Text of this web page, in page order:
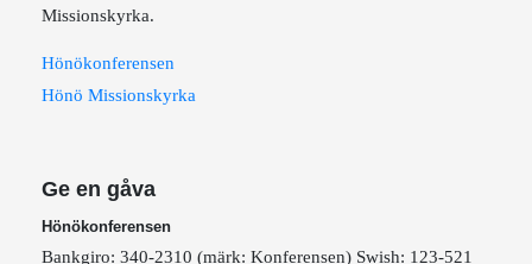
Missionskyrka.
Hönökonferensen
Hönö Missionskyrka
Ge en gåva
Hönökonferensen
Bankgiro: 340-2310 (märk: Konferensen) Swish: 123-521